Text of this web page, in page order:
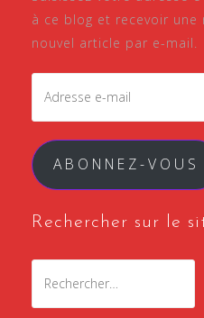
à ce blog et recevoir
nouvel article par e-mail.
ABONNEZ-VOUS
Rechercher sur le